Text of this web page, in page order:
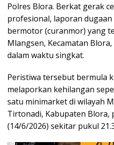
Polres Blora. Berkat gerak
profesional, laporan
bermotor (curanmor) yang
Mlangsen, Kecamatan
dalam waktu singkat.
Peristiwa tersebut bermula
melaporkan kehilangan
satu minimarket di wilayah
Tirtonadi, Kabupaten Blora,
(14/6/2026) sekitar pukul